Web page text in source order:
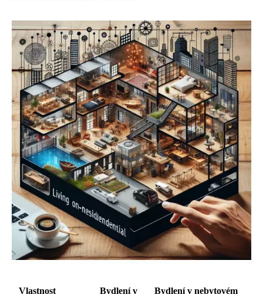
Vlastnost
Bydlení v
Bydlení v nebytovém